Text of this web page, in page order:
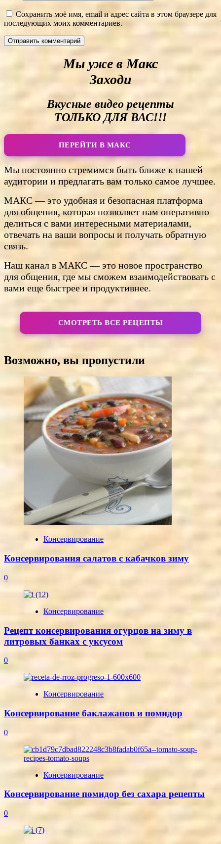
Сохранить моё имя, email и адрес сайта в этом браузере для
последующих моих комментариев.
Мы уже в Макс
Заходи
Вкусные видео рецепты
ТОЛЬКО ДЛЯ ВАС!!!
ПЕРЕЙТИ В МАКС
Мы постоянно стремимся быть ближе к нашей
аудитории и предлагать вам только самое лучшее.
МАКС — это удобная и безопасная платформа
для общения, которая позволяет нам оперативно
делиться с вами интересными материалами,
отвечать на ваши вопросы и получать обратную
связь.
Наш канал в МАКС — это новое пространство
для общения, где мы сможем взаимодействовать с
вами еще быстрее и продуктивнее.
СМОТРЕТЬ ВСЕ РЕЦЕПТЫ
Возможно, вы пропустили
Консервирование
Консервирования салатов с кабачков зиму
0
Консервирование
Рецепт консервирования огурцов на зиму в
литровых банках с уксусом
0
Консервирование
Консервирование баклажанов и помидор
0
Консервирование
Консервирование помидор без сахара рецепты
0